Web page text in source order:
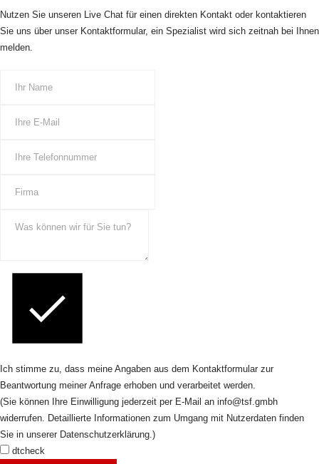
Nutzen Sie unseren Live Chat für einen direkten Kontakt oder kontaktieren
Sie uns über unser Kontaktformular, ein Spezialist wird sich zeitnah bei Ihnen
melden.
Ich stimme zu, dass meine Angaben aus dem Kontaktformular zur
Beantwortung meiner Anfrage erhoben und verarbeitet werden.
(Sie können Ihre Einwilligung jederzeit per E-Mail an info@tsf.gmbh
widerrufen. Detaillierte Informationen zum Umgang mit Nutzerdaten finden
Sie in unserer Datenschutzerklärung.)
dtcheck